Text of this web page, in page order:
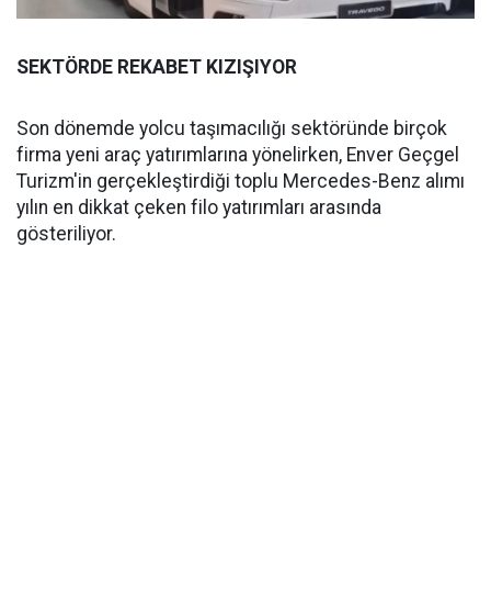
SEKTÖRDE REKABET KIZIŞIYOR
Son dönemde yolcu taşımacılığı sektöründe birçok
firma yeni araç yatırımlarına yönelirken, Enver Geçgel
Turizm'in gerçekleştirdiği toplu Mercedes-Benz alımı
yılın en dikkat çeken filo yatırımları arasında
gösteriliyor.